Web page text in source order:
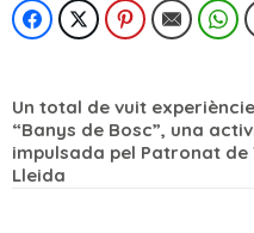
Un total de vuit
“Banys de Bosc”, una
impulsada pel Patronat
Lleida